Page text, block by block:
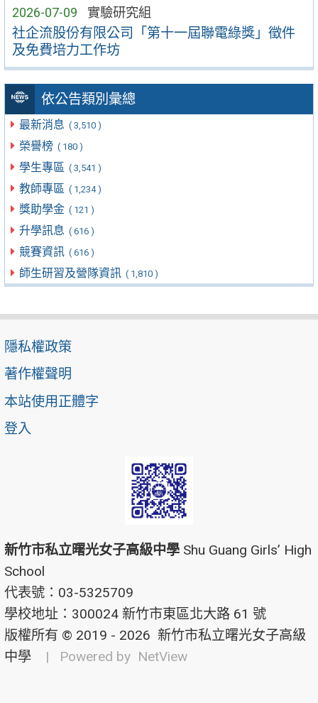
2026-07-09 實驗研究組
社企流股份有限公司「第十一屆聯電綠獎」徵件
及免費培力工作坊
依公告類別彙總
最新消息 ( 3,510 )
榮譽榜 ( 180 )
學生專區 ( 3,541 )
教師專區 ( 1,234 )
獎助學金 ( 121 )
升學訊息 ( 616 )
競賽資訊 ( 616 )
師生研習及營隊資訊 ( 1,810 )
隱私權政策
著作權聲明
本站使用正體字
登入
新竹市私立曙光女子高級中學 Shu Guang Girls’ High
School
代表號：03-5325709
學校地址：300024 新竹市東區北大路 61 號
版權所有 © 2019 - 2026 新竹市私立曙光女子高級
中學
| Powered by NetView